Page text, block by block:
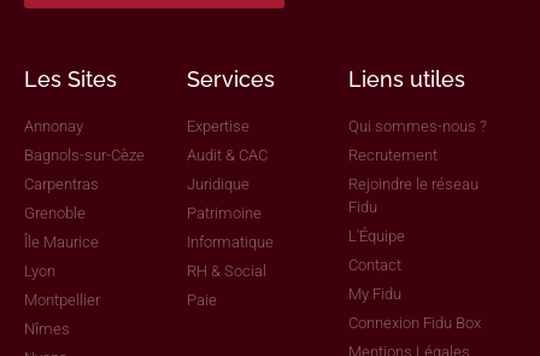
Les Sites
Annonay
Bagnols-sur-Cèze
Carpentras
Grenoble
Île Maurice
Lyon
Montpellier
Nîmes
Services
Expertise
Audit & CAC
Juridique
Patrimoine
Informatique
RH & Social
Paie
Liens utiles
Qui sommes-nous ?
Recrutement
Rejoindre le réseau
Fidu
L'Équipe
Contact
My Fidu
Connexion Fidu Box
Mentions Légales